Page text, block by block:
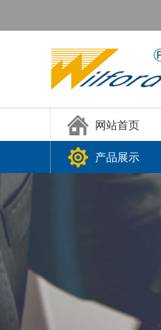
网站首页
产品展示